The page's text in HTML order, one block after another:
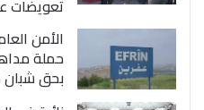
تعويضات
الأمن
حملة
بحق شبان